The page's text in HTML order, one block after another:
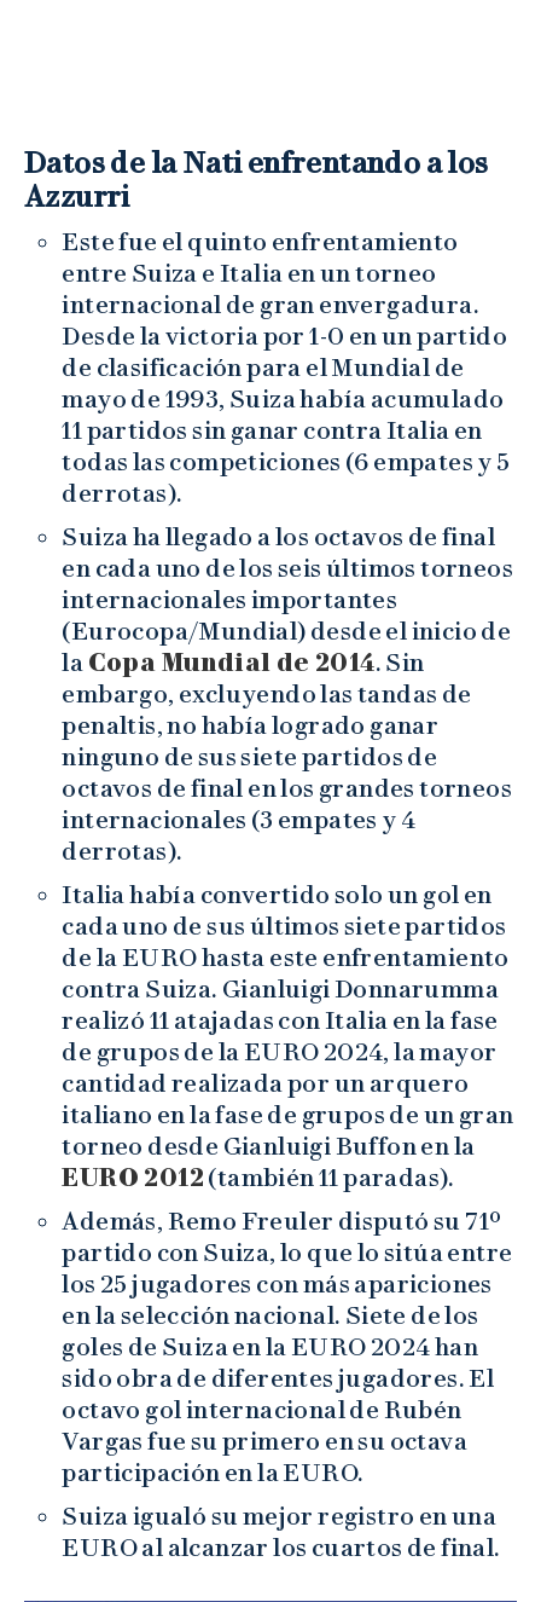
Datos de la Nati enfrentando a los
Azzurri
Este fue el quinto enfrentamiento
entre Suiza e Italia en un torneo
internacional de gran envergadura.
Desde la victoria por 1-0 en un partido
de clasificación para el Mundial de
mayo de 1993, Suiza había acumulado
11 partidos sin ganar contra Italia en
todas las competiciones (6 empates y 5
derrotas).
Suiza ha llegado a los octavos de final
en cada uno de los seis últimos torneos
internacionales importantes
(Eurocopa/Mundial) desde el inicio de
la Copa Mundial de 2014. Sin
embargo, excluyendo las tandas de
penaltis, no había logrado ganar
ninguno de sus siete partidos de
octavos de final en los grandes torneos
internacionales (3 empates y 4
derrotas).
Italia había convertido solo un gol en
cada uno de sus últimos siete partidos
de la EURO hasta este enfrentamiento
contra Suiza. Gianluigi Donnarumma
realizó 11 atajadas con Italia en la fase
de grupos de la EURO 2024, la mayor
cantidad realizada por un arquero
italiano en la fase de grupos de un gran
torneo desde Gianluigi Buffon en la
EURO 2012 (también 11 paradas).
Además, Remo Freuler disputó su 71º
partido con Suiza, lo que lo sitúa entre
los 25 jugadores con más apariciones
en la selección nacional. Siete de los
goles de Suiza en la EURO 2024 han
sido obra de diferentes jugadores. El
octavo gol internacional de Rubén
Vargas fue su primero en su octava
participación en la EURO.
Suiza igualó su mejor registro en una
EURO al alcanzar los cuartos de final.